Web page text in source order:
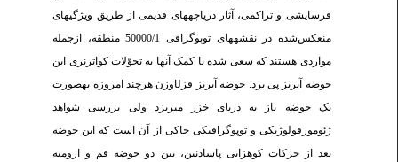
فرسایشی و تراکمی، آثار دریاچه­های قدیمی از طریق ویژگی­های
منعکس‌شده در نقشه­های توپوگرافی 50000/1 منطقه، ازجمله
مواردی هستند که سعی شده با کمک آن­ها به تحوّلات کواترنری این
حوضه آبریز پی برد. حوضه آبریز قزل­اوزن هرچند امروزه به­صورت
یک حوضه باز به دریای خزر می­ریزد ولی بررسی شواهد
ژئومورفولوژیکی و توپوگرافیکی حاکی از آن است که این حوضه
بعد از حرکات کوه­زایی پاسادنین، بین دو حوضه قم و ارومیه